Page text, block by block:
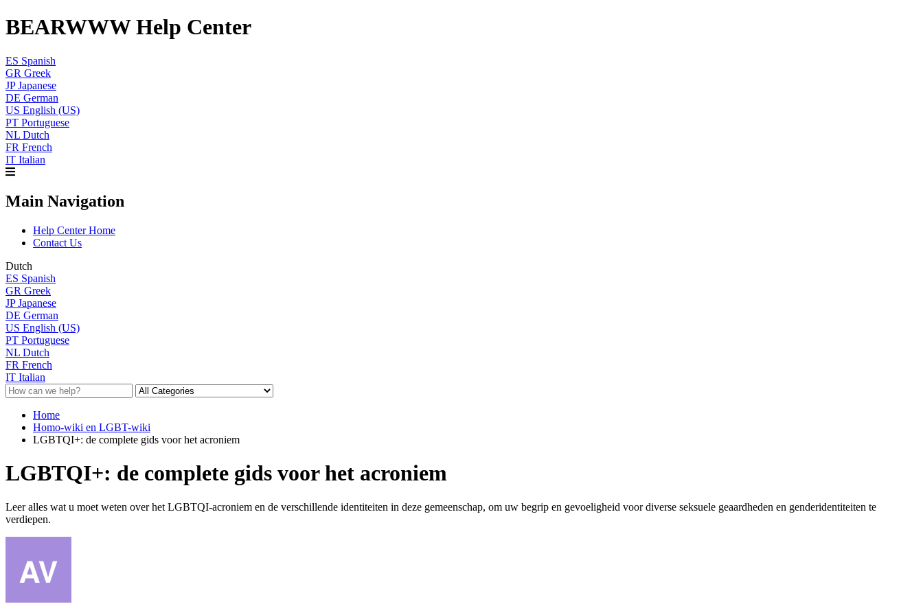
BEARWWW Help Center
ES Spanish
GR Greek
JP Japanese
DE German
US English (US)
PT Portuguese
NL Dutch
FR French
IT Italian
Main Navigation
Help Center Home
Contact Us
Dutch
ES Spanish
GR Greek
JP Japanese
DE German
US English (US)
PT Portuguese
NL Dutch
FR French
IT Italian
Home
Homo-wiki en LGBT-wiki
LGBTQI+: de complete gids voor het acroniem
LGBTQI+: de complete gids voor het acroniem
Leer alles wat u moet weten over het LGBTQI-acroniem en de verschillende identiteiten in deze gemeenschap, om uw begrip en gevoeligheid voor diverse seksuele geaardheden en genderidentiteiten te
verdiepen.